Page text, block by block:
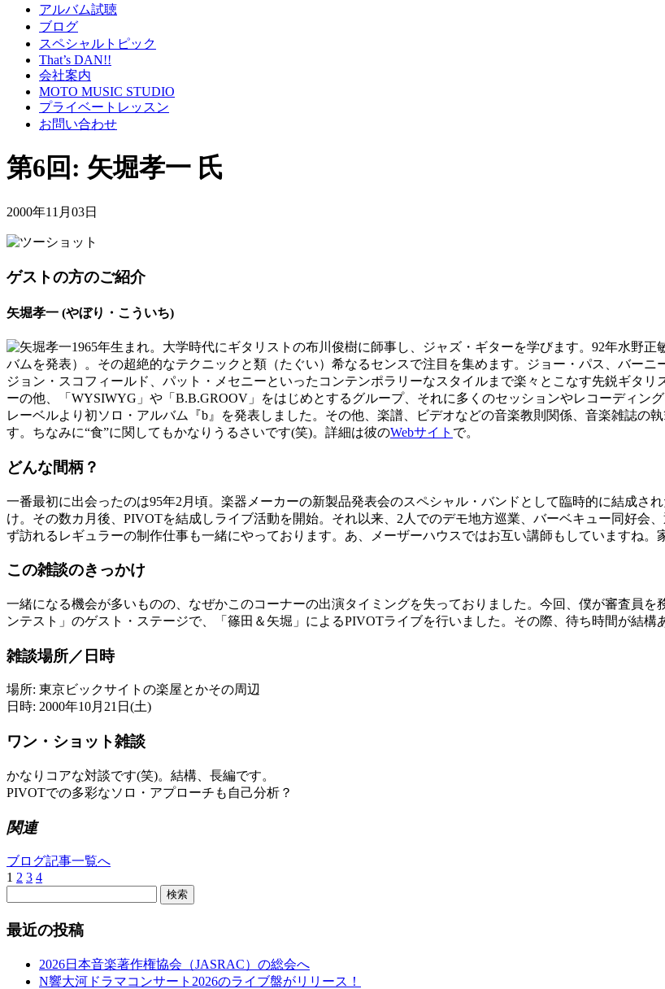
アルバム試聴
ブログ
スペシャルトピック
That’s DAN!!
会社案内
MOTO MUSIC STUDIO
プライベートレッスン
お問い合わせ
第6回: 矢堀孝一 氏
2000年11月03日
ゲストの方のご紹介
矢堀孝一 (やぼり・こういち)
1965年生まれ。大学時代にギタリストの布川俊樹に師事し、ジャズ・ギターを学びます。92年水野
バムを発表）。その超絶的なテクニックと類（たぐい）希なるセンスで注目を集めます。ジョー・パス、バー
ジョン・スコフィールド、パット・メセニーといったコンテンポラリーなスタイルまで楽々とこなす先鋭ギタ
ーの他、「WYSIWYG」や「B.B.GROOV」をはじめとするグループ、それに多くのセッションやレコーディン
レーベルより初ソロ・アルバム『b』を発表しました。その他、楽譜、ビデオなどの音楽教則関係、音楽雑誌の
す。ちなみに“食”に関してもかなりうるさいです(笑)。詳細は彼のWebサイト で。
どんな間柄？
一番最初に出会ったのは95年2月頃。楽器メーカーの新製品発表会のスペシャル・バンドとして臨時的に結成さ
け。その数カ月後、PIVOTを結成しライブ活動を開始。それ以来、2人でのデモ地方巡業、バーベキュー同好会
ず訪れるレギュラーの制作仕事も一緒にやっております。あ、メーザーハウスではお互い講師もしていますね。
この雑談のきっかけ
一緒になる機会が多いものの、なぜかこのコーナーの出演タイミングを失っておりました。今回、僕が審査員を
ンテスト」のゲスト・ステージで、「篠田＆矢堀」によるPIVOTライブを行いました。その際、待ち時間が結構
雑談場所／日時
場所: 東京ビックサイトの楽屋とかその周辺
日時: 2000年10月21日(土)
ワン・ショット雑談
かなりコアな対談です(笑)。結構、長編です。
PIVOTでの多彩なソロ・アプローチも自己分析？
関連
ブログ記事一覧へ
1 2 3 4
検索
最近の投稿
2026日本音楽著作権協会（JASRAC）の総会へ
N響大河ドラマコンサート2026のライブ盤がリリース！